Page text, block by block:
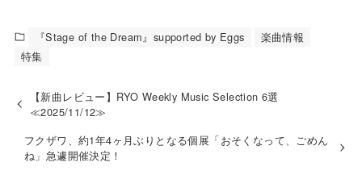
『Stage of the Dream』supported by Eggs
楽曲情報
特集
【新曲レビュー】RYO Weekly Music Selection 6選
≪2025/11/12≫
フクザワ、約1年4ヶ月ぶりとなる個展「おそくなって、ごめん
ね」急遽開催決定！